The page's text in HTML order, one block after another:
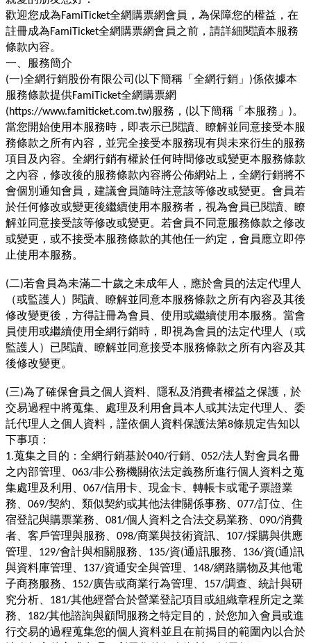
歡迎您成為FamiTicket全網購票網會員，為保障您的權益，在
註冊成為FamiTicket全網購票網會員之前，請詳細閱讀本服務
條款內容。
一、服務簡介
(一)全網行銷股份有限公司(以下簡稱「全網行銷」 )係依據本
服務條款提供FamiTicket全網購票網
(https://www.famiticket.com.tw)服務， (以下簡稱「本服務」 )。
當您開始使用本服務時，即表示已閱讀、瞭解並同意接受本服
務條款之所有內容，並完全接受本服務現有與未來衍生的服務
項目及內容。全網行銷有權於任何時間修改或變更本服務條款
之內容，修改後的服務條款內容將公佈網站上，全網行銷將不
會個別通知會員，建議會員隨時注意該等修改或變更。會員若
於任何修改或變更後繼續使用本服務者，視為會員已閱讀、瞭
解並同意接受該等修改或變更。若會員不同意服務條款之修改
或變更，或不接受本服務條款的其他任一約定，會員應立即停
止使用本服務。
(二)若會員為未滿二十歲之未成年人，應於會員的法定代理人
（或監護人）閱讀、瞭解並同意本服務條款之所有內容及其後
修改變更後，方得註冊為會員、使用或繼續使用本服務。當會
員使用或繼續使用全網行銷時，即視為會員的法定代理人（或
監護人）已閱讀、瞭解並同意接受本服務條款之所有內容及其
後修改變更。
(三)為了確保會員之個人資料、隱私及消費者權益之保護，於
交易過程中將蒐集、處理及利用會員本人或其法定代理人、委
託代理人之個人資料，謹依個人資料保護法第8條規定告知以
下事項：
1.蒐集之目的：全網行銷基於040/行銷、 052/法人對會員名冊
之內部管理、
063/非公務機關依法定義務所進行個人資料之蒐
集處理及利用、
067/信用卡、現金卡、轉帳卡或電子票證業
務、
069/契約、類似契約或其他法律關係事務、 077/訂位、住
宿登記與購票業務、
081/個人資料之合法交易業務、 090/消費
者、客戶管理與服務、
098/商業與技術資訊、 107/採購與供應
管理、
129/會計與相關服務、 135/資(通)訊服務、 136/資(通)訊
與資料庫管理、
137/資通安全與管理、 148/網路購物及其他電
子商務服務、
152/廣告或商業行為管理、 157/調查、統計與研
究分析、
181/其他經營合於營業登記項目或組織章程所定之業
務、
182/其他諮詢與顧問服務之特定目的，於您加入會員或進
行交易的過程蒐集您的個人資料並且在前揭目的範圍內以合於